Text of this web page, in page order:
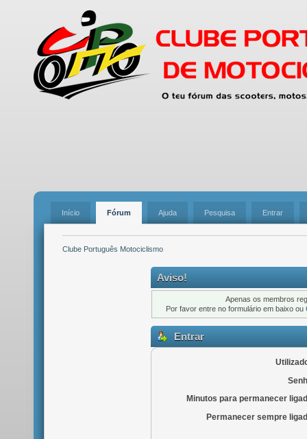
Início Fórum Ajuda Pesquisa Entrar
Clube Português Motociclismo
Aviso!
Apenas os membros
Por favor entre no formulário em baixo ou
Entrar
Minutos para permanecer
Permanecer sempre